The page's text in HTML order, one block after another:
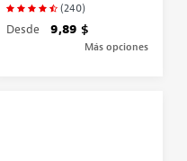
(240)
Desde 9,89 $
Más opciones